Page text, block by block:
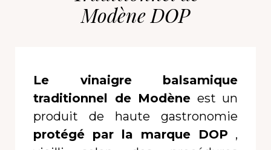
Modène DOP
Le vinaigre balsamique
traditionnel de Modène est un
produit de haute gastronomie
protégé par la marque DOP ,